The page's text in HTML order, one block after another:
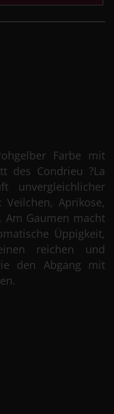
Farbe mit
des Condrieu ?La
unvergleichlicher
Aprikose,
Am Gaumen macht
Üppigkeit,
reichen und
den Abgang mit